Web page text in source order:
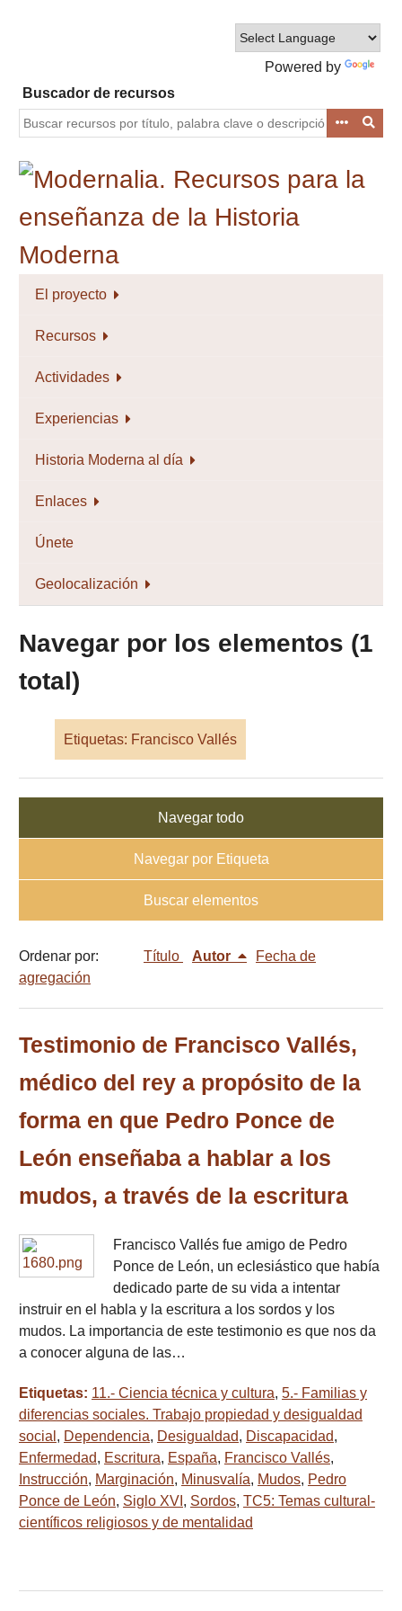
Powered by
Buscador de recursos
El proyecto
Recursos
Actividades
Experiencias
Historia Moderna al día
Enlaces
Únete
Geolocalización
Navegar por los elementos (1
total)
Etiquetas: Francisco Vallés
Navegar todo
Navegar por Etiqueta
Buscar elementos
Ordenar por: Título Autor
Fecha de
agregación
Testimonio de Francisco Vallés,
médico del rey a propósito de la
forma en que Pedro Ponce de
León enseñaba a hablar a los
mudos, a través de la escritura
Francisco Vallés fue amigo de Pedro
Ponce de León, un eclesiástico que había
dedicado parte de su vida a intentar
instruir en el habla y la escritura a los sordos y los
mudos. La importancia de este testimonio es que nos da
a conocer alguna de las…
Etiquetas: 11.- Ciencia técnica y cultura, 5.- Familias y
diferencias sociales. Trabajo propiedad y desigualdad
social , Dependencia, Desigualdad, Discapacidad,
Enfermedad, Escritura, España, Francisco Vallés,
Instrucción, Marginación, Minusvalía, Mudos, Pedro
Ponce de León, Siglo XVI , Sordos, TC5: Temas cultural-
científicos religiosos y de mentalidad